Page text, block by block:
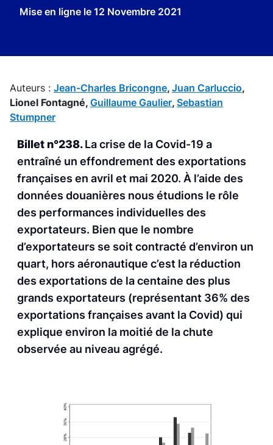
Mise en ligne le 12 Novembre 2021
Auteurs : Jean-Charles Bricongne, Juan Carluccio,
Lionel Fontagné, Guillaume Gaulier, Sebastian
Stumpner
Billet n°238.La crise de la Covid-19 a
entraîné un effondrement des exportations
françaises en avril et mai 2020. À l’aide des
données douanières nous étudions le rôle
des performances individuelles des
exportateurs. Bien que le nombre
d’exportateurs se soit contracté d’environ un
quart, hors aéronautique c’est la réduction
des exportations de la centaine des plus
grands exportateurs (représentant 36% des
exportations françaises avant la Covid) qui
explique environ la moitié de la chute
observée au niveau agrégé.